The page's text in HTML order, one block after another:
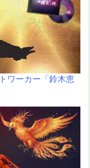
ワーカー「鈴木恵